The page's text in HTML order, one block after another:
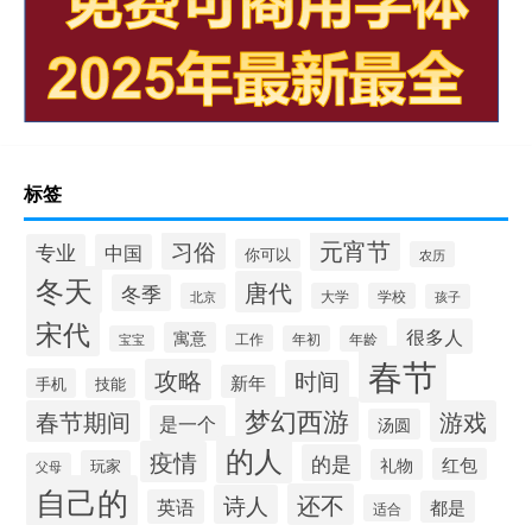
标签
专业 中国 习俗 你可以 元宵节 农历
冬天 冬季 北京 唐代 大学 学校 孩子
宋代 宝宝 寓意 工作 年初 年龄 很多人
手机 技能 攻略 新年 时间 春节
春节期间 是一个 梦幻西游 汤圆 游戏
父母 玩家 疫情 的人 的是 礼物 红包
自己的 英语 诗人 还不 适合 都是